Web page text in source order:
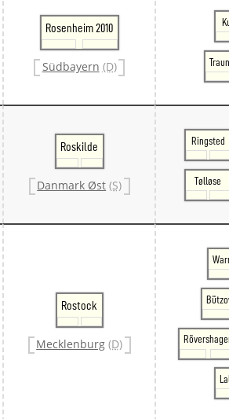
Rosenheim 2010
Südbayern (D)
Roskilde
Danmark Øst (S)
Ringsted
Tølløse
Rostock
Mecklenburg (D)